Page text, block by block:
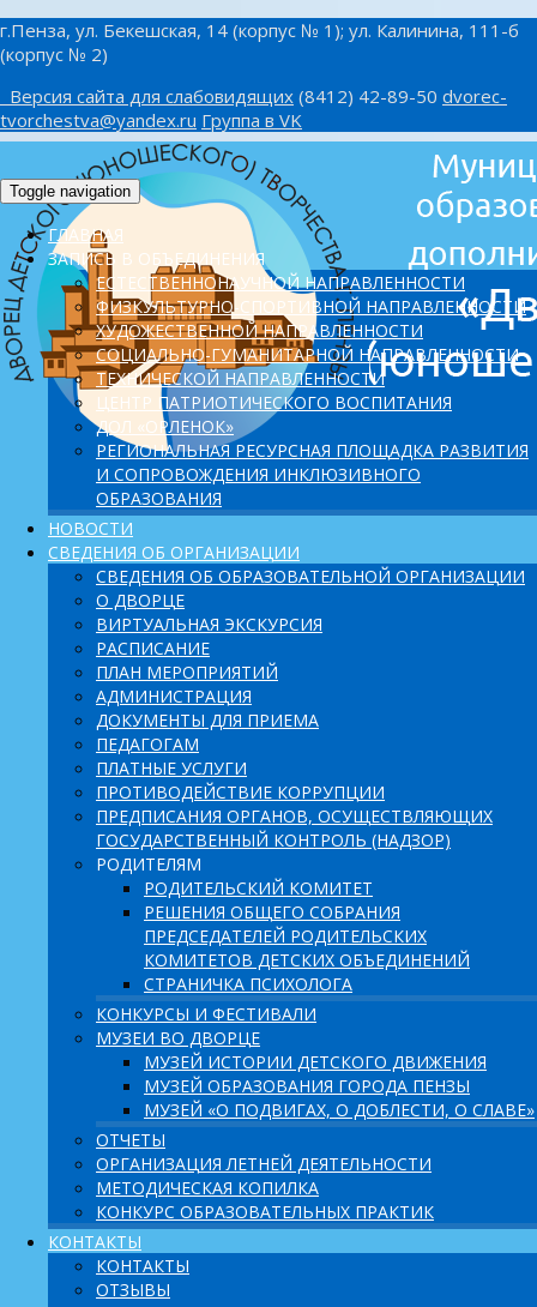
г.Пенза, ул. Бекешская, 14 (корпус № 1); ул. Калинина, 111-б
(корпус № 2)
Версия сайта для слабовидящих (8412) 42-89-50 dvorec-
tvorchestva@yandex.ru Группа в VK
Toggle navigation
ГЛАВНАЯ
ЗАПИСЬ В ОБЪЕДИНЕНИЯ
ЕСТЕСТВЕННОНАУЧНОЙ НАПРАВЛЕННОСТИ
ФИЗКУЛЬТУРНО-СПОРТИВНОЙ НАПРАВЛЕННОСТИ
ХУДОЖЕСТВЕННОЙ НАПРАВЛЕННОСТИ
СОЦИАЛЬНО-ГУМАНИТАРНОЙ НАПРАВЛЕННОСТИ
ТЕХНИЧЕСКОЙ НАПРАВЛЕННОСТИ
ЦЕНТР ПАТРИОТИЧЕСКОГО ВОСПИТАНИЯ
ДОЛ «ОРЛЕНОК»
PЕГИОНАЛЬНАЯ РЕСУРСНАЯ ПЛОЩАДКА РАЗВИТИЯ
И СОПРОВОЖДЕНИЯ ИНКЛЮЗИВНОГО
ОБРАЗОВАНИЯ
НОВОСТИ
СВЕДЕНИЯ ОБ ОРГАНИЗАЦИИ
СВЕДЕНИЯ ОБ ОБРАЗОВАТЕЛЬНОЙ ОРГАНИЗАЦИИ
О ДВОРЦЕ
ВИРТУАЛЬНАЯ ЭКСКУРСИЯ
РАСПИСАНИЕ
ПЛАН МЕРОПРИЯТИЙ
АДМИНИСТРАЦИЯ
ДОКУМЕНТЫ ДЛЯ ПРИЕМА
ПЕДАГОГАМ
ПЛАТНЫЕ УСЛУГИ
ПРОТИВОДЕЙСТВИЕ КОРРУПЦИИ
ПРЕДПИСАНИЯ ОРГАНОВ, ОСУЩЕСТВЛЯЮЩИХ
ГОСУДАРСТВЕННЫЙ КОНТРОЛЬ (НАДЗОР)
РОДИТЕЛЯМ
РОДИТЕЛЬСКИЙ КОМИТЕТ
РЕШЕНИЯ ОБЩЕГО СОБРАНИЯ
ПРЕДСЕДАТЕЛЕЙ РОДИТЕЛЬСКИХ
КОМИТЕТОВ ДЕТСКИХ ОБЪЕДИНЕНИЙ
СТРАНИЧКА ПСИХОЛОГА
КОНКУРСЫ И ФЕСТИВАЛИ
МУЗЕИ ВО ДВОРЦЕ
МУЗЕЙ ИСТОРИИ ДЕТСКОГО ДВИЖЕНИЯ
МУЗЕЙ ОБРАЗОВАНИЯ ГОРОДА ПЕНЗЫ
МУЗЕЙ «О ПОДВИГАХ, О ДОБЛЕСТИ, О СЛАВЕ»
ОТЧЕТЫ
ОРГАНИЗАЦИЯ ЛЕТНЕЙ ДЕЯТЕЛЬНОСТИ
МЕТОДИЧЕСКАЯ КОПИЛКА
КОНКУРС ОБРАЗОВАТЕЛЬНЫХ ПРАКТИК
КОНТАКТЫ
КОНТАКТЫ
ОТЗЫВЫ